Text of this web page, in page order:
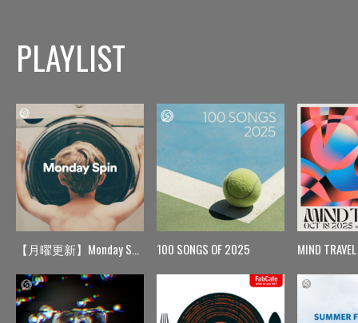
PLAYLIST
【月曜更新】Monday Spin 100 SONGS OF 2025 MIND TRAVEL